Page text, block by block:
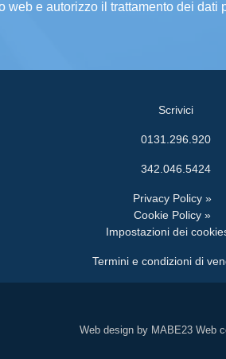
e autorizzo il trattamento dei dati
Scrivici
0131.296.920
342.046.5424
Privacy Policy »
Cookie Policy »
Impostazioni dei
Termini e condizioni di
Web design by MABE23 Web